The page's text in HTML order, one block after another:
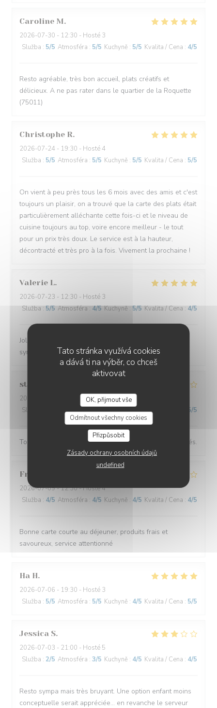
Tato stránka využívá cookies
a dává ti na výběr, co chceš
aktivovat
OK, přijmout vše
Odmítnout všechny cookies
Přizpůsobit
Zásady ochrany osobních údajů
undefined
Caroline M
2026-07-30 - 12:30 - Hosté 3
Služba : 5/5 Atmosféra : 5/5 Kuchyně : 5/5 Kvalita / Cena : 4/5
Resto agréable, très bon accueil, plats créatifs et
délicieux. A ne pas rater dans le quartier de la Roquette
(75011)
Christophe R
2026-07-24 - 19:30 - Hosté 4
Služba : 5/5 Atmosféra : 5/5 Kuchyně : 5/5 Kvalita / Cena : 5/5
On vient à peu près tous les 6 mois avec des amis et c'est
toujours un plaisir, on a trouvé que la carte des plats était
particulièrement alléchante cette fois-ci et le niveau de
cuisine toujours au top, voire encore meilleur - le tout
pour un prix très doux. Le service est à la hauteur,
décontracté et très pro à la fois. Vivement la prochaine !
Valerie L
2026-07-23 - 12:30 - Hosté 3
Služba:5/5 Atmosféra:4/5 Kuchyně:5/5 Kvalita / Cena: 4/5
Joli moment avec des assiettes goûteuses et un service
sympa
stephane
2026-07-16
- 12:30 - Hosté 2
Služba
Atmosféra:4/5 Kuchyně:5/5 Kvalita / Cena 5/5
Toujours très agréable et des plats recherchés et raffinés.
Franck
2026-07-09- 12:30 - Hosté 4
Služba : 4/5 Atmosféra : 4/5 Kuchyně : 4/5 Kvalita / Cena : 4/5
Bonne carte courte au déjeuner, produits frais et
savoureux, service attentionné
Ha H
2026-07-06 - 19:30 - Hosté 3
Služba : 5/5 Atmosféra : 5/5 Kuchyně : 4/5 Kvalita / Cena : 5/5
Jessica S
2026-07-03 - 21:00 - Hosté 5
Služba : 2/5 Atmosféra : 3/5 Kuchyně : 4/5 Kvalita / Cena : 4/5
Resto sympa mais très bruyant. Une option enfant moins
conceptuelle serait appréciée… en revanche le serveur